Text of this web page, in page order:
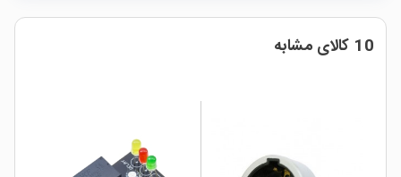
10 کالای مشابه